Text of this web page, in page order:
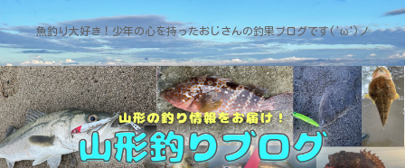
魚釣り大好き！少年の心を持ったおじさんの釣果ブログです('ω')ノ